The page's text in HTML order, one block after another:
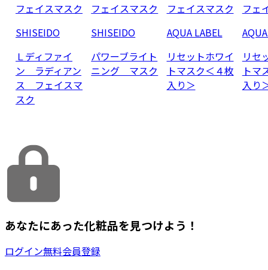
フェイスマスク
SHISEIDO
Ｌディファイ
ン ラディアン
ス フェイスマ
スク
フェイスマスク
SHISEIDO
パワーブライト
ニング マスク
フェイスマスク
AQUA LABEL
リセットホワイ
トマスク＜４枚
入り＞
フェ
リセ
トマ
入り
あなたにあった化粧品を見つけよう！
ログイン無料会員登録